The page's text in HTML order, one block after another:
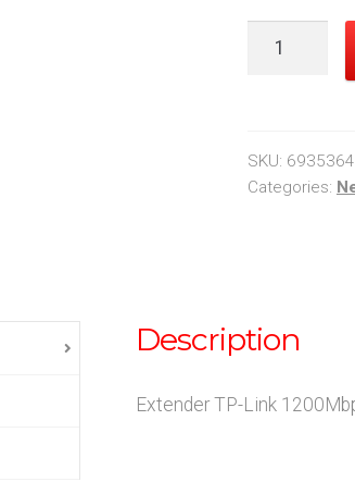
Extender
RE305
Dual
SKU:
Categories:
Description
Extender TP-Link